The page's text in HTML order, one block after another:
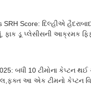
SRH Score: દિલ્હીએ
ફાક ડૂ પ્લેસીસની આક્રમક
બધી 10 ટીમોના કેપ્ટન થઈ
આ એક ટીમનો કેપ્ટન